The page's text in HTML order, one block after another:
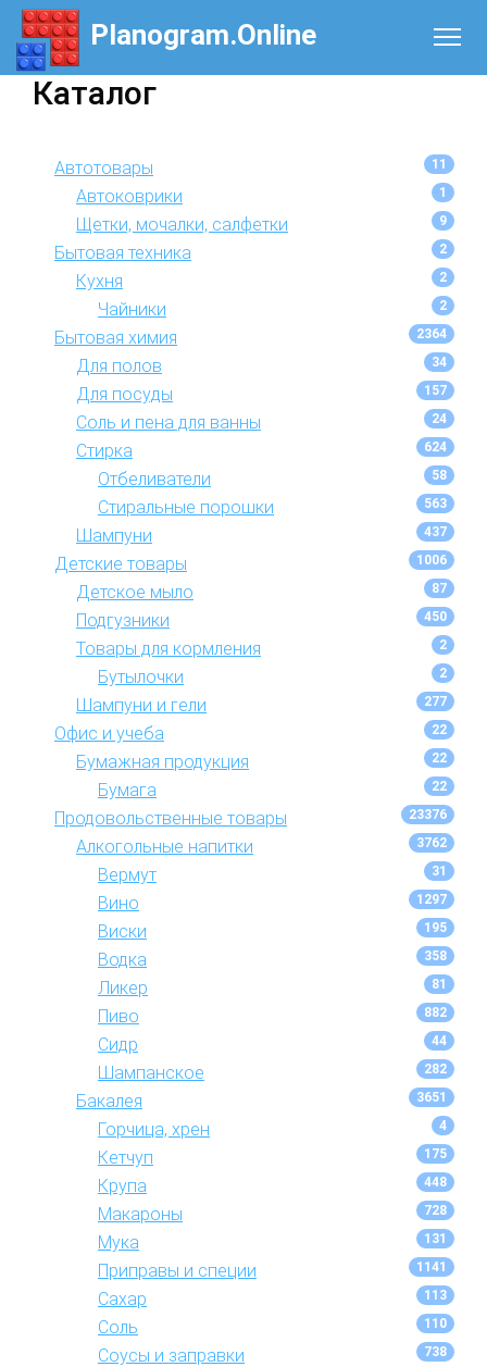
Planogram.Online
Каталог
Автотовары 11
Автоковрики 1
Щетки, мочалки, салфетки 9
Бытовая техника 2
Кухня 2
Чайники 2
Бытовая химия 2364
Для полов 34
Для посуды 157
Соль и пена для ванны 24
Стирка 624
Отбеливатели 58
Стиральные порошки 563
Шампуни 437
Детские товары 1006
Детское мыло 87
Подгузники 450
Товары для кормления 2
Бутылочки 2
Шампуни и гели 277
Офис и учеба 22
Бумажная продукция 22
Бумага 22
Продовольственные товары 23376
Алкогольные напитки 3762
Вермут 31
Вино 1297
Виски 195
Водка 358
Ликер 81
Пиво 882
Сидр 44
Шампанское 282
Бакалея 3651
Горчица, хрен 4
Кетчуп 175
Крупа 448
Макароны 728
Мука 131
Приправы и специи 1141
Сахар 113
Соль 110
Соусы и заправки 738